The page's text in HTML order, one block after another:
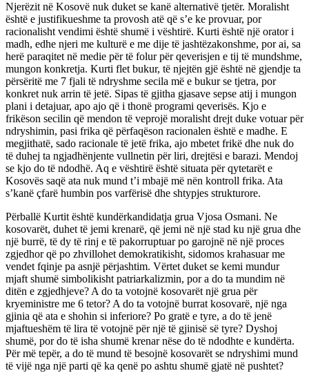
Njerëzit në Kosovë nuk duket se kanë alternativë tjetër. Moralisht
është e justifikueshme ta provosh atë që s’e ke provuar, por
racionalisht vendimi është shumë i vështirë. Kurti është një orator i
madh, edhe njeri me kulturë e me dije të jashtëzakonshme, por ai, sa
herë paraqitet në medie për të folur për qeverisjen e tij të mundshme,
mungon konkretja. Kurti flet bukur, të njejtën gjë është në gjendje ta
përsëritë me 7 fjali të ndryshme secila më e bukur se tjetra, por
konkret nuk arrin të jetë. Sipas të gjitha gjasave sepse atij i mungon
plani i detajuar, apo ajo që i thonë programi qeverisës. Kjo e
frikëson secilin që mendon të veprojë moralisht drejt duke votuar për
ndryshimin, pasi frika që përfaqëson racionalen është e madhe. E
megjithatë, sado racionale të jetë frika, ajo mbetet frikë dhe nuk do
të duhej ta ngjadhënjente vullnetin për liri, drejtësi e barazi. Mendoj
se kjo do të ndodhë. Aq e vështirë është situata për qytetarët e
Kosovës saqë ata nuk mund t’i mbajë më nën kontroll frika. Ata
s’kanë çfarë humbin pos varfërisë dhe shtypjes strukturore.
Përballë Kurtit është kundërkandidatja grua Vjosa Osmani. Ne
kosovarët, duhet të jemi krenarë, që jemi në një stad ku një grua dhe
një burrë, të dy të rinj e të pakorruptuar po garojnë në një proces
zgjedhor që po zhvillohet demokratikisht, sidomos krahasuar me
vendet fqinje pa asnjë përjashtim. Vërtet duket se kemi mundur
mjaft shumë simbolikisht patriarkalizmin, por a do ta mundim në
ditën e zgjedhjeve? A do ta votojnë kosovarët një grua për
kryeministre me 6 tetor? A do ta votojnë burrat kosovarë, një nga
gjinia që ata e shohin si inferiore? Po gratë e tyre, a do të jenë
mjaftueshëm të lira të votojnë për një të gjinisë së tyre? Dyshoj
shumë, por do të isha shumë krenar nëse do të ndodhte e kundërta.
Për më tepër, a do të mund të besojnë kosovarët se ndryshimi mund
të vijë nga një parti që ka qenë po ashtu shumë gjatë në pushtet?